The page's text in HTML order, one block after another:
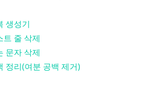
생성기
트 줄 삭제
문자 삭제
정리(여분 공백 제거)